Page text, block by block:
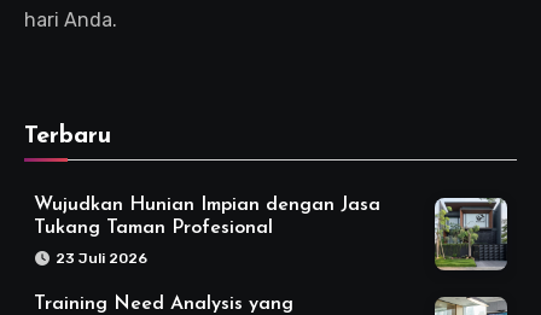
hari Anda.
Terbaru
Wujudkan Hunian Impian dengan Jasa
Tukang Taman Profesional
23 Juli 2026
Training Need Analysis yang